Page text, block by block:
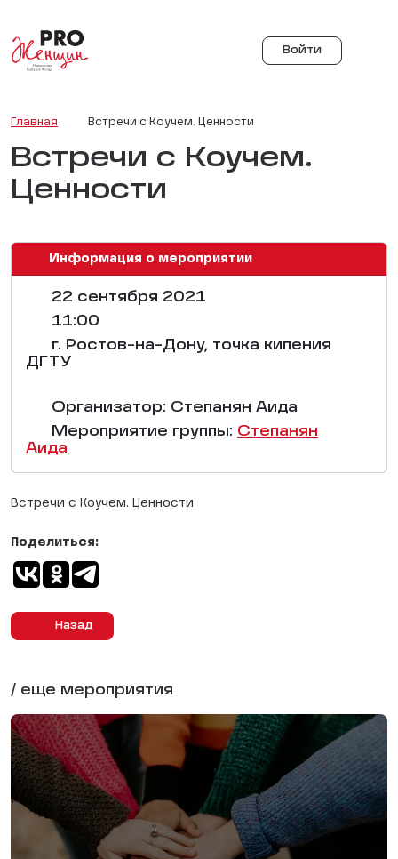
Войти
Главная Встречи с Коучем. Ценности
Встречи с Коучем.
Ценности
Информация о мероприятии
22 сентября 2021
11:00
г. Ростов-на-Дону, точка кипения
ДГТУ
Организатор: Степанян Аида
Мероприятие группы: Степанян
Аида
Встречи с Коучем. Ценности
Назад
Поделиться:
/ еще мероприятия